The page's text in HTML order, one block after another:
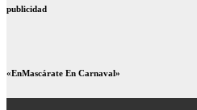
publicidad
«EnMascárate En Carnaval»